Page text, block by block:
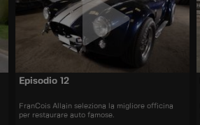
Episodio 12
FranCois Allain seleziona la migliore officina
per restaurare auto famose.